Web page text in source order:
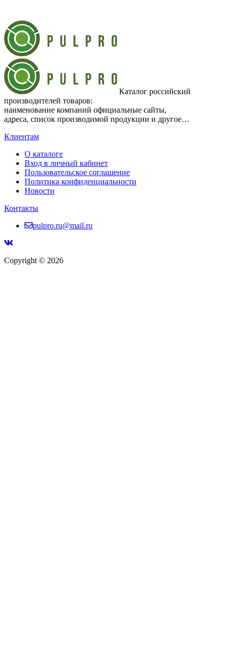
Каталог российский
производителей товаров:
наименование компаний официальные сайты,
адреса, список производимой продукции и другое…
Клиентам
О каталоге
Вход в личный кабинет
Пользовательское соглашение
Политика конфиденциальности
Новости
Контакты
pulpro.ru@mail.ru
Copyright © 2026